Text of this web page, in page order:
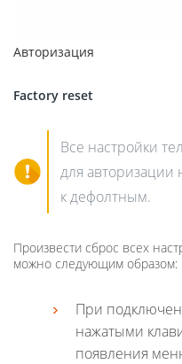
Авторизация
Factory reset
Все настройки
для авторизации
к дефолтным.
Произвести сброс всех
можно следующим образом:
При
нажатыми
появления